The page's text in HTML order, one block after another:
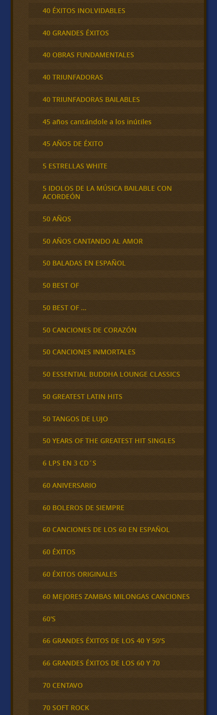
40 ÉXITOS INOLVIDABLES
40 GRANDES ÉXITOS
40 OBRAS FUNDAMENTALES
40 TRIUNFADORAS
40 TRIUNFADORAS BAILABLES
45 años cantándole a los inútiles
45 AÑOS DE ÉXITO
5 ESTRELLAS WHITE
5 IDOLOS DE LA MÚSICA BAILABLE CON
ACORDEÓN
50 AÑOS
50 AÑOS CANTANDO AL AMOR
50 BALADAS EN ESPAÑOL
50 BEST OF
50 BEST OF …
50 CANCIONES DE CORAZÓN
50 CANCIONES INMORTALES
50 ESSENTIAL BUDDHA LOUNGE CLASSICS
50 GREATEST LATIN HITS
50 TANGOS DE LUJO
50 YEARS OF THE GREATEST HIT SINGLES
6 LPS EN 3 CD´S
60 ANIVERSARIO
60 BOLEROS DE SIEMPRE
60 CANCIONES DE LOS 60 EN ESPAÑOL
60 ÉXITOS
60 ÉXITOS ORIGINALES
60 MEJORES ZAMBAS MILONGAS CANCIONES
60'S
66 GRANDES ÉXITOS DE LOS 40 Y 50'S
66 GRANDES ÉXITOS DE LOS 60 Y 70
70 CENTAVO
70 SOFT ROCK